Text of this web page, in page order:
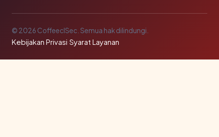
© 2026 CoffeeclSec. Semua hak dilindungi.
Kebijakan Privasi·Syarat Layanan